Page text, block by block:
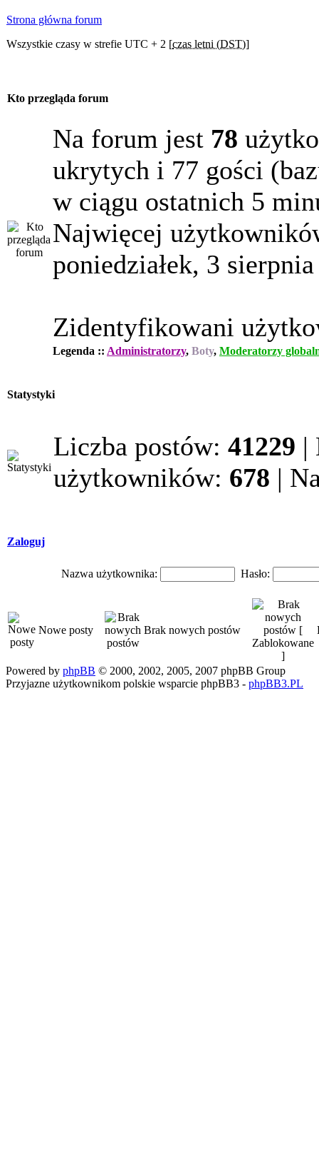
Strona główna forum
Wszystkie czasy w strefie UTC + 2 [czas letni (DST)]
Kto przegląda forum
Na forum jest 78
ukrytych i 77 gości
w ciągu ostatnich 5
Najwięcej
poniedziałek, 3
Zidentyfikowani
Legenda :: Administratorzy, Boty, Moderatorzy
Statystyki
Liczba postów: 41229 |
użytkowników: 678 |
Zaloguj
Nazwa użytkownika: Hasło:
Nowe posty Brak nowych postów
Powered by phpBB © 2000, 2002, 2005, 2007 phpBB Group
Przyjazne użytkownikom polskie wsparcie phpBB3 - phpBB3.PL